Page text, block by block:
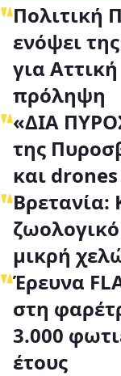
Πολιτική
ενόψει
για
πρόληψη
«ΔΙΑ
της
και
μικρή
Έρευνα
στη
3.000
έτους